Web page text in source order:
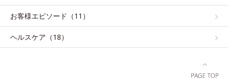
お客様エピソード（11）
ヘルスケア（18）